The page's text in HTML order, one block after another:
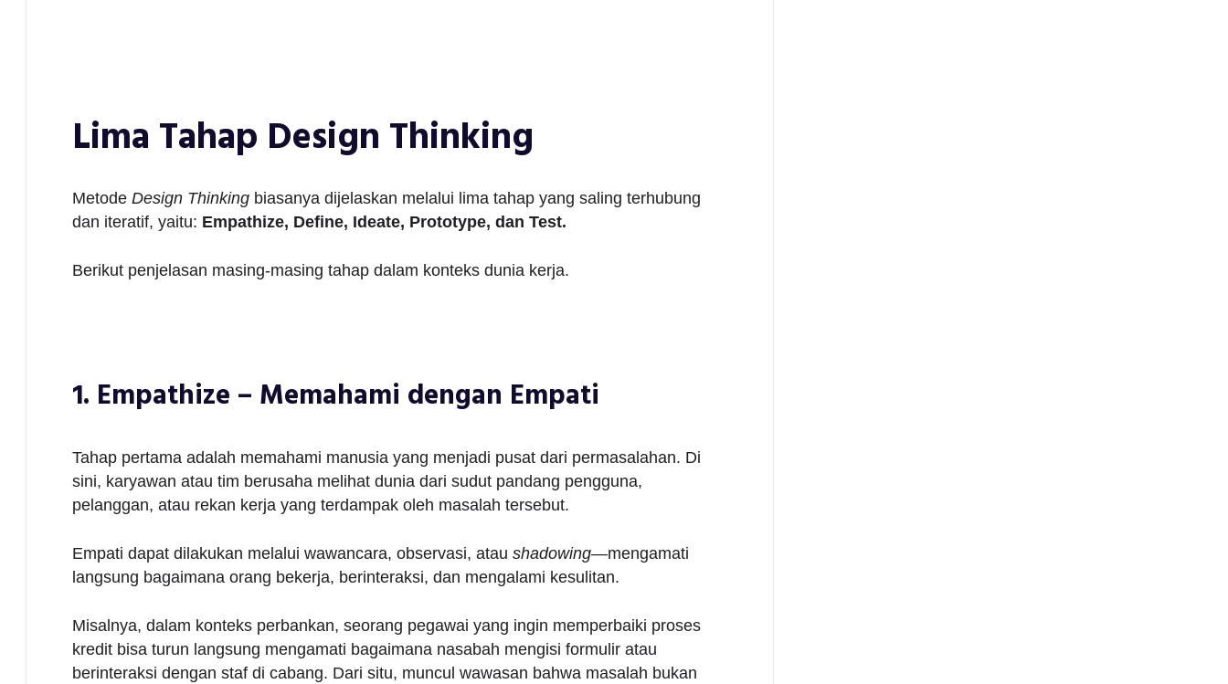
Lima Tahap Design Thinking
Metode Design Thinkingbiasanya dijelaskan melalui lima tahap yang saling terhubung
dan iteratif, yaitu: Empathize, Define, Ideate, Prototype, dan Test.
Berikut penjelasan masing-masing tahap dalam konteks dunia kerja.
1. Empathize – Memahami dengan Empati
Tahap pertama adalah memahami manusia yang menjadi pusat dari permasalahan. Di
sini, karyawan atau tim berusaha melihat dunia dari sudut pandang pengguna,
pelanggan, atau rekan kerja yang terdampak oleh masalah tersebut.
Empati dapat dilakukan melalui wawancara, observasi, atau shadowing—mengamati
langsung bagaimana orang bekerja, berinteraksi, dan mengalami kesulitan.
Misalnya, dalam konteks perbankan, seorang pegawai yang ingin memperbaiki proses
kredit bisa turun langsung mengamati bagaimana nasabah mengisi formulir atau
berinteraksi dengan staf di cabang. Dari situ, muncul wawasan bahwa masalah bukan